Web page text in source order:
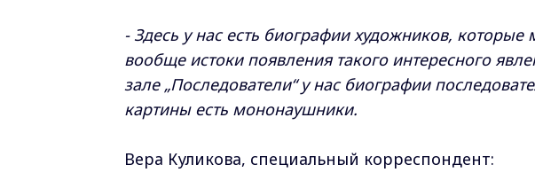
- Здесь у нас есть биографии художников,
вообще истоки появления такого интересного
зале „Последователи“ у нас биографии
картины есть мононаушники.
Вера Куликова, специальный корреспондент: